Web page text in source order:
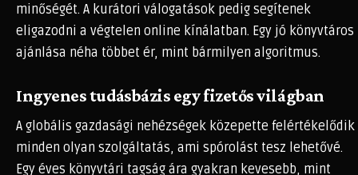
minőségét. A kurátori válogatások pedig segítenek
eligazodni a végtelen online kínálatban. Egy jó könyvtáros
ajánlása néha többet ér, mint bármilyen algoritmus.
Ingyenes tudásbázis egy fizetős világban
A globális gazdasági nehézségek közepette felértékelődik
minden olyan szolgáltatás, ami spórolást tesz lehetővé.
Egy éves könyvtári tagság ára gyakran kevesebb, mint